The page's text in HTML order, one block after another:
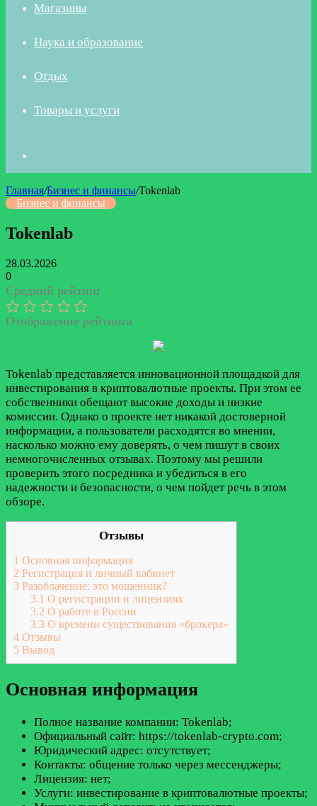
Магазины
Наука и образование
Отдых
Товары и услуги
Главная/Бизнес и финансы/Tokenlab
Бизнес и финансы
Tokenlab
28.03.2026
0
Средний рейтинг
Отображение рейтинга
Tokenlab представляется инновационной площадкой для
инвестирования в криптовалютные проекты. При этом ее
собственники обещают высокие доходы и низкие
комиссии. Однако о проекте нет никакой достоверной
информации, а пользователи расходятся во мнении,
насколько можно ему доверять, о чем пишут в своих
немногочисленных отзывах. Поэтому мы решили
проверить этого посредника и убедиться в его
надежности и безопасности, о чем пойдет речь в этом
обзоре.
Отзывы
1 Основная информация
2 Регистрация и личный кабинет
3 Разоблачение: это мошенник?
3.1 О регистрации и лицензиях
3.2 О работе в России
3.3 О времени существования «брокера»
4 Отзывы
5 Вывод
Основная информация
Полное название компании: Tokenlab;
Официальный сайт: https://tokenlab-crypto.com;
Юридический адрес: отсутствует;
Контакты: общение только через мессенджеры;
Лицензия: нет;
Услуги: инвестирование в криптовалютные проекты;